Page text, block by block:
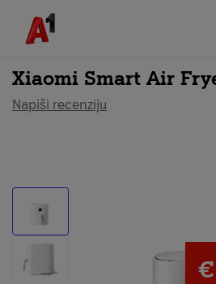
Svi uređaji
Xiaomi Smart Air
Napiši recenziju
€